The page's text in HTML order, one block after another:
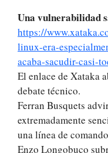
Una vulnerabilidad
https://
linux-era-
acaba-sacudir-casi-
El enlace de Xataka
debate técnico.
Ferran Busquets
extremadamente
una línea de
Enzo Longobuco